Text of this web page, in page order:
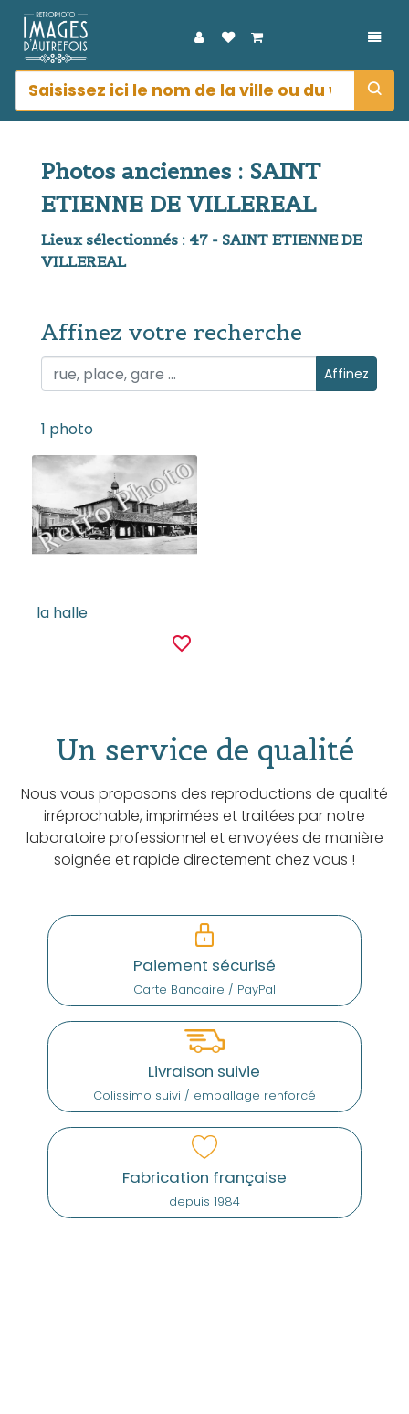
Photos anciennes : SAINT
ETIENNE DE VILLEREAL
Lieux sélectionnés : 47 - SAINT ETIENNE DE
VILLEREAL
Affinez votre recherche
Affinez votre recherche Affinez
1 photo
la halle
favorite_border
Un service de qualité
Nous vous proposons des reproductions de qualité
irréprochable, imprimées et traitées par notre
laboratoire professionnel et envoyées de manière
soignée et rapide directement chez vous !
Paiement sécurisé
Carte Bancaire / PayPal
Livraison suivie
Colissimo suivi / emballage renforcé
Fabrication française
depuis 1984